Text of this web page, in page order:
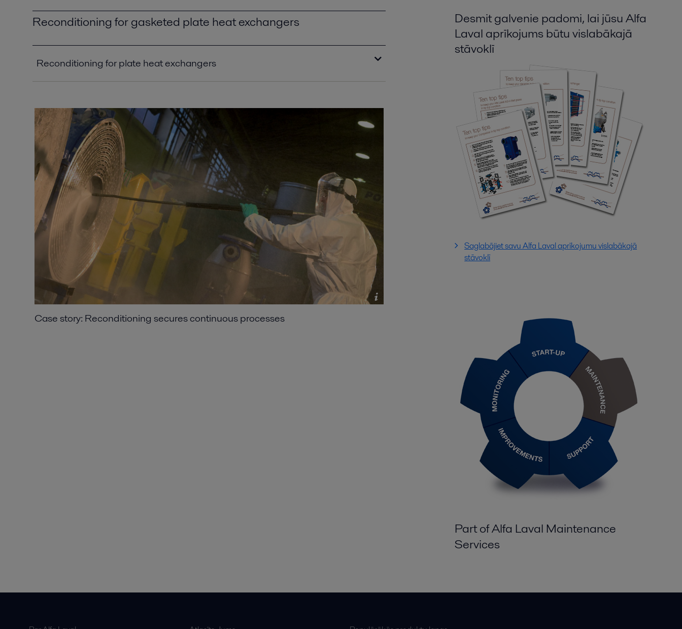
Reconditioning for gasketed plate heat exchangers
Reconditioning for plate heat exchangers
2016-10-25 2087 kB
Yellow - when less is more
2016-10-25 221 kB
Blue - the simple solution
2016-10-25 267 kB
Red - for heavy demand
2016-10-25 276 kB
Case story: Reconditioning secures continuous processes
Desmit galvenie padomi, lai jūsu Alfa
Laval aprīkojums būtu vislabākajā
stāvoklī
Saglabājiet savu Alfa Laval aprīkojumu vislabākajā
stāvoklī
Part of Alfa Laval Maintenance
Services